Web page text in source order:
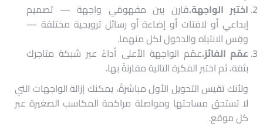
اختبر الواجهة.قارن بين مفهومَي واجهة — تصميم
إبداعي أو لافتات أو إضاءة أو رسائل ترويجية مختلفة —
وقِس الانتباه والدخول لكل منهما.
عمّم الفائز.عمّم الواجهة الأعلى أداءً عبر شبكة متاجرك
بثقة، ثم اختبر الفكرة التالية مقارنةً بها.
ولأنك تقيس التحويل الأول مباشرةً، يمكنك إزالة الواجهات التي
لا تستحق مساحتها ومواصلة مراكمة المكاسب الصغيرة عبر
كل موقع.